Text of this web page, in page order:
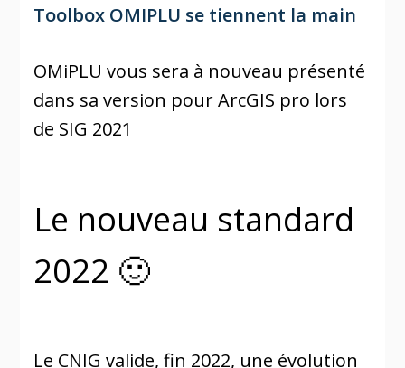
Toolbox OMIPLU se tiennent la main
OMiPLU vous sera à nouveau présenté
dans sa version pour ArcGIS pro lors
de SIG 2021
Le nouveau standard
2022 🙂
Le CNIG valide, fin 2022, une évolution